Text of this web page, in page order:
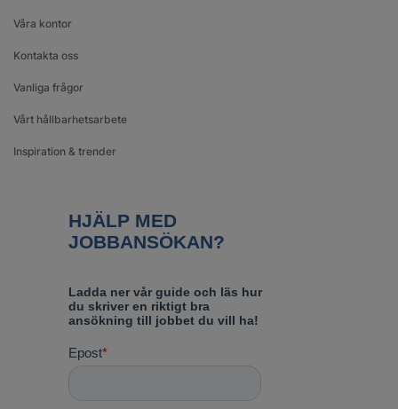
Våra kontor
Kontakta oss
Vanliga frågor
Vårt hållbarhetsarbete
Inspiration & trender